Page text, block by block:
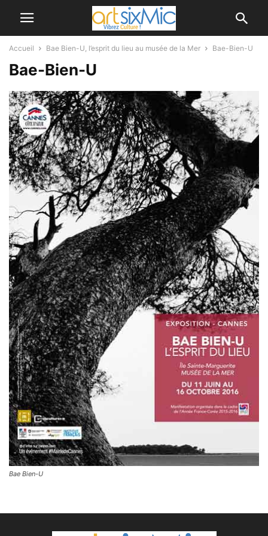
Accueil Bae Bien-U, l’esprit du lieu au musée de la Mer Bae-Bien-U
Bae-Bien-U
Bae Bien-U